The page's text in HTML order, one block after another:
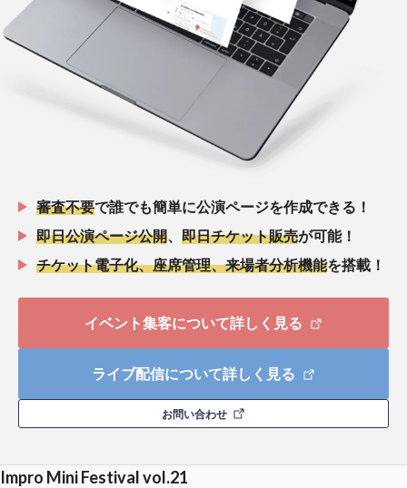
審査不要で誰でも簡単に公演ページを作成できる！
即日公演ページ公開
即日チケット販売が可能！
チケット電子化、座席管理、来場者分析機能を搭載！
イベント集客について詳しく見る
ライブ配信について詳しく見る
お問い合わせ
Impro Mini Festival vol.21